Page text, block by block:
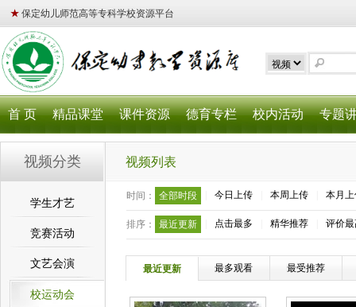
★ 保定幼儿师范高等专科学校资源平台
首 页 精品课堂 课件资源 德育专栏 校内活动 专题
视频分类
学生才艺
竞赛活动
文艺会演
校运动会
视频列表
时间： 全部时段 今日上传 本周上传 本月
排序： 最近更新 点击最多 精华推荐 评价
最近更新 最多观看 最受推荐